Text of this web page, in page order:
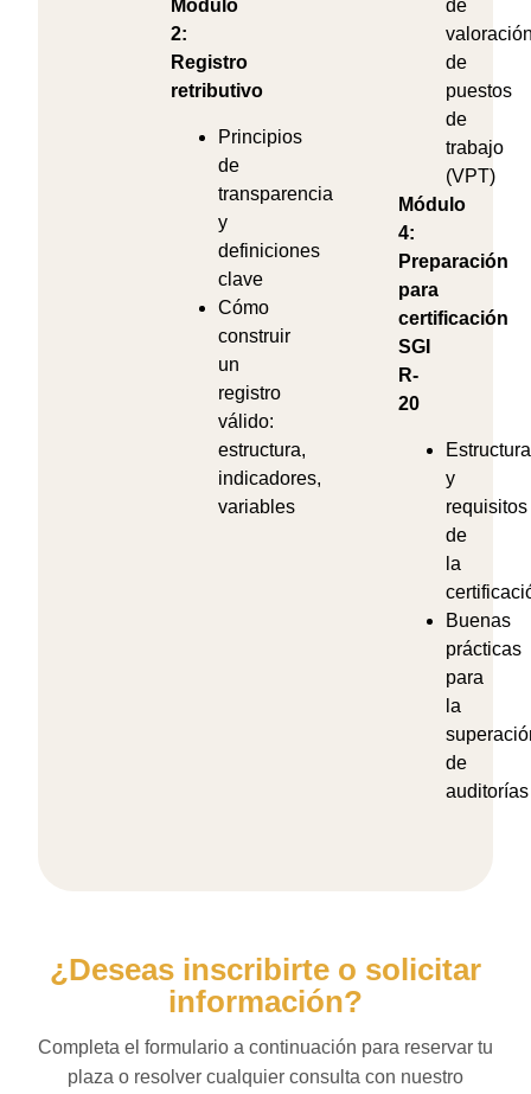
Módulo
2:
Registro
retributivo
Principios
de
transparencia
y
definiciones
clave
Cómo
construir
un
registro
válido:
estructura,
indicadores,
variables
de
de
puestos
de
trabajo
(VPT)
Módulo
4:
Preparación
para
certificación
SGI
R-
20
Estructura
y
requisitos
de
la
Buenas
prácticas
para
la
de
auditorías
¿Deseas inscribirte o solicitar
información?
Completa el formulario a continuación para reservar tu
plaza o resolver cualquier consulta con nuestro